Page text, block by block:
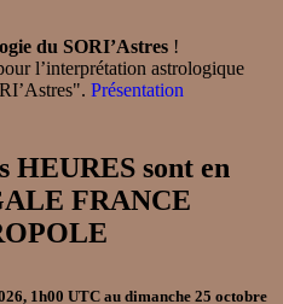
du SORI’Astres !
l’interprétation astrologique
Présentation
HEURES sont en
FRANCE
1h00 UTC au dimanche 25 octobre